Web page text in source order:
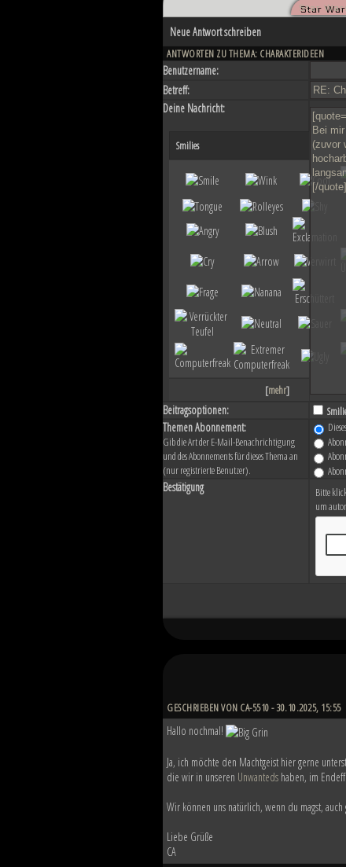
Düstere Zeiten ziehen auf.
nun in weiter Ferne. Der
von Planeten aussehen wird....
Star
Neue Antwort schreiben
ANTWORTEN ZU THEMA: CHARAKTERIDEEN
Benutzername:
Betreff:
Deine Nachricht:
Smilies
[mehr]
Beitragsoptionen:
Themen Abonnement:
Gib die Art der E-Mail-Benachrichtigung
und des Abonnements für dieses Thema an
(nur registrierte Benutzer).
Bestätigung
Bitte
um
GESCHRIEBEN VON CA-5510 - 30.10.2025, 15:55
Hallo nochmal!
Ja, ich möchte den Machtgeist hier gerne
die wir in unseren Unwanteds haben, im
Wir können uns natürlich, wenn du magst,
Liebe Grüße
CA